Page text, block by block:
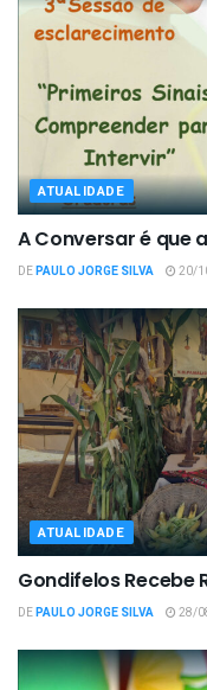
ATUALIDADE
A Conversar é que
DEPAULO JORGE SILVA 20/
ATUALIDADE
Gondifelos Recebe
DEPAULO JORGE SILVA 28/